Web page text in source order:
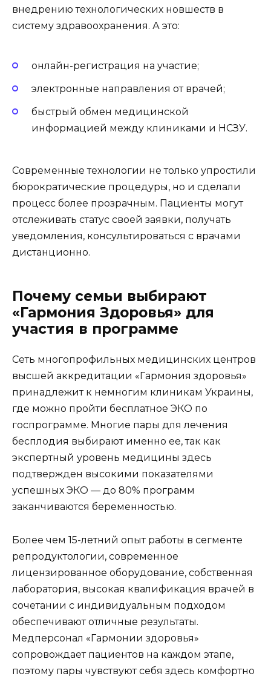
внедрению технологических новшеств в
систему здравоохранения. А это:
онлайн-регистрация на участие;
электронные направления от врачей;
быстрый обмен медицинской
информацией между клиниками и НСЗУ.
Современные технологии не только упростили
бюрократические процедуры, но и сделали
процесс более прозрачным. Пациенты могут
отслеживать статус своей заявки, получать
уведомления, консультироваться с врачами
дистанционно.
Почему семьи выбирают
«Гармония Здоровья» для
участия в программе
Сеть многопрофильных медицинских центров
высшей аккредитации «Гармония здоровья»
принадлежит к немногим клиникам Украины,
где можно пройти бесплатное ЭКО по
госпрограмме. Многие пары для лечения
бесплодия выбирают именно ее, так как
экспертный уровень медицины здесь
подтвержден высокими показателями
успешных ЭКО — до 80% программ
заканчиваются беременностью.
Более чем 15-летний опыт работы в сегменте
репродуктологии, современное
лицензированное оборудование, собственная
лаборатория, высокая квалификация врачей в
сочетании с индивидуальным подходом
обеспечивают отличные результаты.
Медперсонал «Гармонии здоровья»
сопровождает пациентов на каждом этапе,
поэтому пары чувствуют себя здесь комфортно